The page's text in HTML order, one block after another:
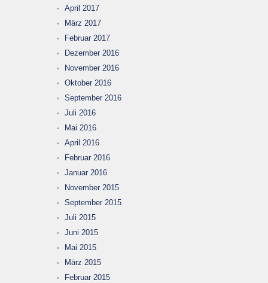
April 2017
März 2017
Februar 2017
Dezember 2016
November 2016
Oktober 2016
September 2016
Juli 2016
Mai 2016
April 2016
Februar 2016
Januar 2016
November 2015
September 2015
Juli 2015
Juni 2015
Mai 2015
März 2015
Februar 2015